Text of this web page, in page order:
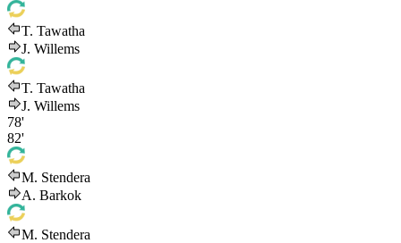
T. Tawatha
J. Willems
T. Tawatha
J. Willems
78'
82'
M. Stendera
A. Barkok
M. Stendera